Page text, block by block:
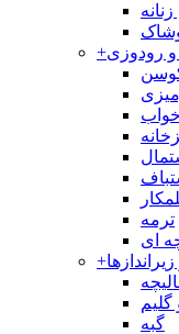
+رودوزی
ترمه
ای
+
گبه